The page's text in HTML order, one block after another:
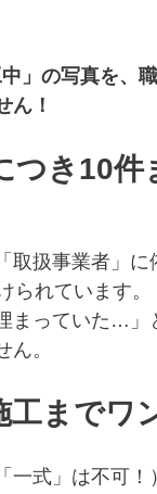
」の写真を、
ん！
つき10件
扱事業者」に
られています。
まっていた…
。
までワ
一式」は不可